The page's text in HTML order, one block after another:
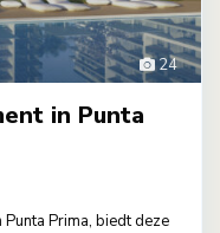
24
in Punta
Prima, biedt deze